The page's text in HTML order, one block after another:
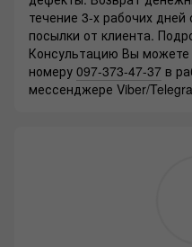
течение 3-х рабочих
посылки от клиента.
Консультацию Вы можете
номеру 097-373-47-37 в
мессенджере Viber/